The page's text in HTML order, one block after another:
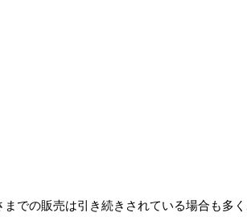
での販売は引き続きされている場合も多く